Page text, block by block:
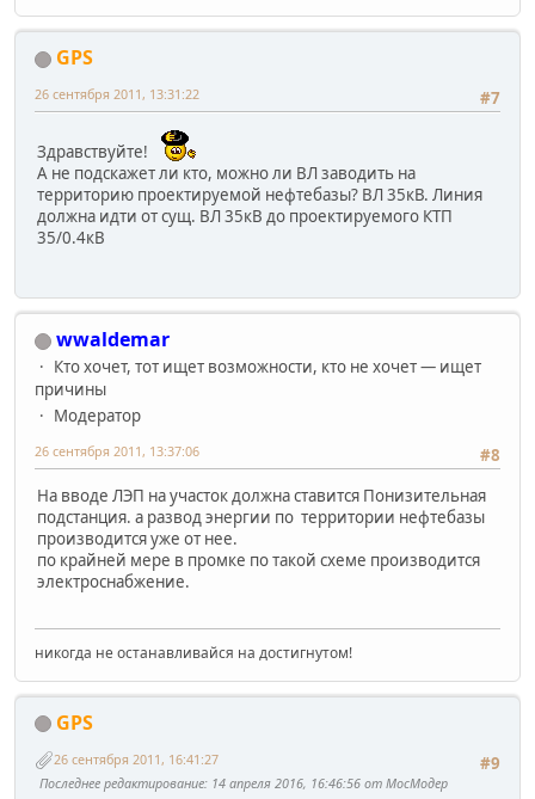
GPS
#7
26 сентября 2011, 13:31:22
Здравствуйте!
А не подскажет ли кто, можно ли ВЛ заводить на
территорию проектируемой нефтебазы? ВЛ 35кВ. Линия
должна идти от сущ. ВЛ 35кВ до проектируемого КТП
35/0.4кВ
wwaldemar
Кто хочет, тот ищет возможности, кто не хочет — ищет
причины
Модератор
#8
26 сентября 2011, 13:37:06
На вводе ЛЭП на участок должна ставится Понизительная
подстанция. а развод энергии по территории нефтебазы
производится уже от нее.
по крайней мере в промке по такой схеме производится
электроснабжение.
никогда не останавливайся на достигнутом!
GPS
#9
26 сентября 2011, 16:41:27
Последнее редактирование: 14 апреля 2016, 16:46:56 от МосМодер